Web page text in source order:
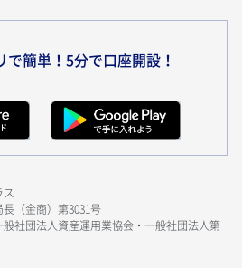
で簡単！5分で口座開設！
ス
（金商）第3031号
社団法人資産運用業協会・一般社団法人第